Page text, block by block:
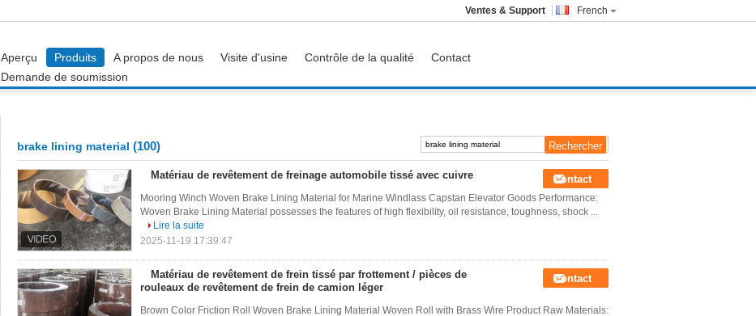
French
Ventes & Support
Aperçu Produits A propos de nous Visite d'usine Contrôle de la qualité
Contact
Demande de soumission
brake lining material (100)
Matériau de revêtement de freinage automobile tissé avec cuivre Contact
Mooring Winch Woven Brake Lining Material for Marine Windlass Capstan Elevator Goods Performance:
Woven Brake Lining Material possesses the features of high flexibility, oil resistance, toughness, shock ...
Lire la suite
2025-11-19 17:39:47
Matériau de revêtement de frein tissé par frottement / pièces de
rouleaux de revêtement de frein de camion léger
Contact
Brown Color Friction Roll Woven Brake Lining Material Woven Roll with Brass Wire Product Raw Materials: